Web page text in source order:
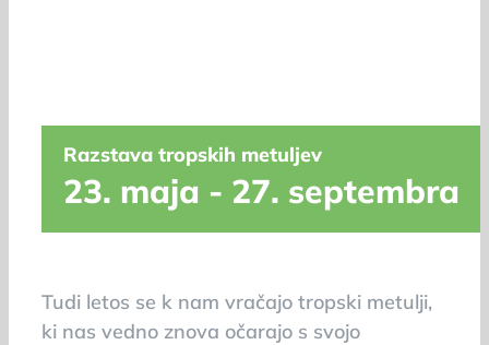
Razstava tropskih metuljev
23. maja - 27. septembra
Tudi letos se k nam vračajo tropski metulji,
ki nas vedno znova očarajo s svojo